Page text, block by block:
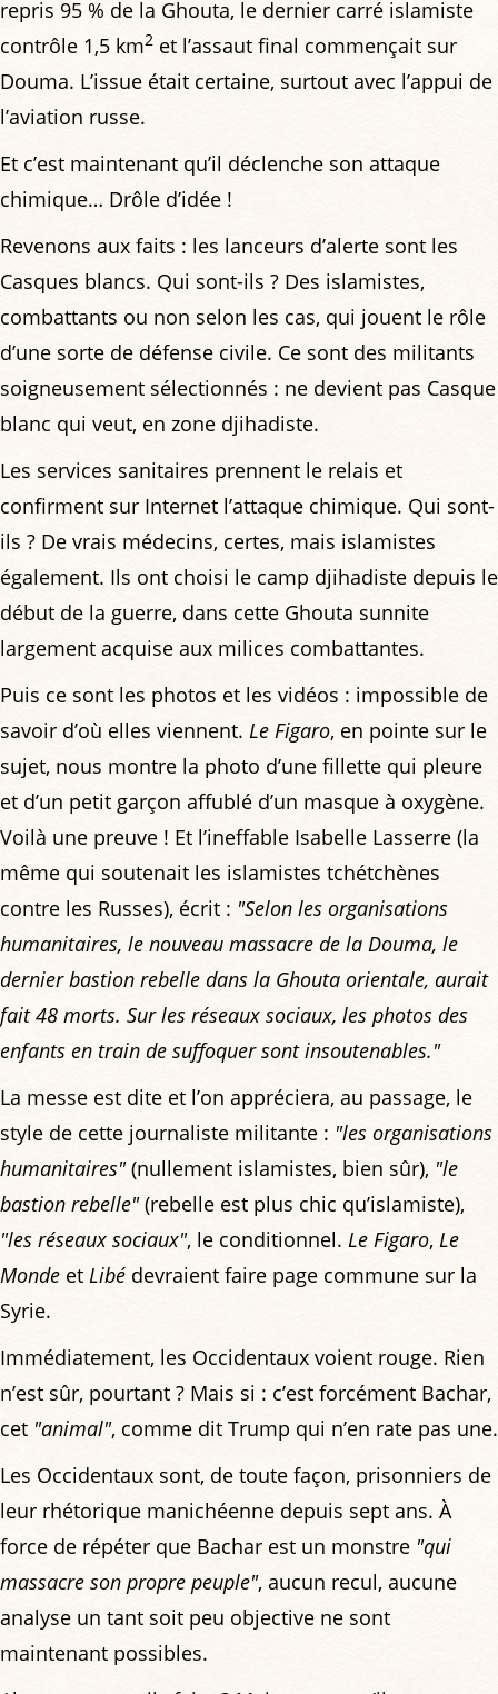
repris 95 % de la Ghouta, le dernier carré islamiste
contrôle 1,5 km2 et l’assaut final commençait sur
Douma. L’issue était certaine, surtout avec l’appui de
l’aviation russe.
Et c’est maintenant qu’il déclenche son attaque
chimique… Drôle d’idée !
Revenons aux faits : les lanceurs d’alerte sont les
Casques blancs. Qui sont-ils ? Des islamistes,
combattants ou non selon les cas, qui jouent le rôle
d’une sorte de défense civile. Ce sont des militants
soigneusement sélectionnés : ne devient pas Casque
blanc qui veut, en zone djihadiste.
Les services sanitaires prennent le relais et
confirment sur Internet l’attaque chimique. Qui sont-
ils ? De vrais médecins, certes, mais islamistes
également. Ils ont choisi le camp djihadiste depuis le
début de la guerre, dans cette Ghouta sunnite
largement acquise aux milices combattantes.
Puis ce sont les photos et les vidéos : impossible de
savoir d’où elles viennent. Le Figaro, en pointe sur le
sujet, nous montre la photo d’une fillette qui pleure
et d’un petit garçon affublé d’un masque à oxygène.
Voilà une preuve ! Et l’ineffable Isabelle Lasserre (la
même qui soutenait les islamistes tchétchènes
contre les Russes), écrit : "Selon les organisations
humanitaires, le nouveau massacre de la Douma, le
dernier bastion rebelle dans la Ghouta orientale, aurait
fait 48 morts. Sur les réseaux sociaux, les photos des
enfants en train de suffoquer sont insoutenables."
La messe est dite et l’on appréciera, au passage, le
style de cette journaliste militante : "les organisations
humanitaires"(nullement islamistes, bien sûr), "le
bastion rebelle"(rebelle est plus chic qu’islamiste),
"les réseaux sociaux", le conditionnel. Le Figaro, Le
Monde et Libé devraient faire page commune sur la
Syrie.
Immédiatement, les Occidentaux voient rouge. Rien
n’est sûr, pourtant ? Mais si : c’est forcément Bachar,
cet "animal", comme dit Trump qui n’en rate pas une.
Les Occidentaux sont, de toute façon, prisonniers de
leur rhétorique manichéenne depuis sept ans. À
force de répéter que Bachar est un monstre "qui
massacre son propre peuple", aucun recul, aucune
analyse un tant soit peu objective ne sont
maintenant possibles.